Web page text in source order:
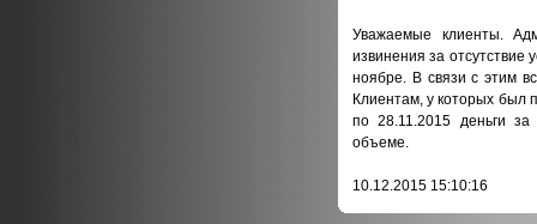
Уважаемые клиенты.
извинения за отсутствие
ноябре. В связи с этим
Клиентам, у которых был
по 28.11.2015 деньги
объеме.
10.12.2015 15:10:16